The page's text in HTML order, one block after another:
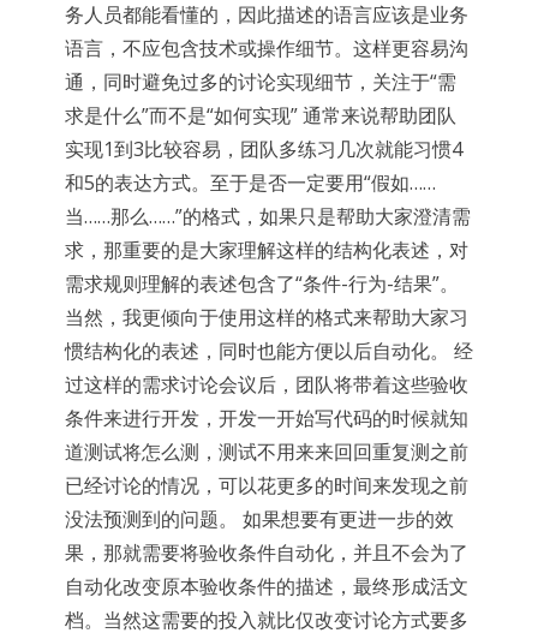
务人员都能看懂的，因此描述的语言应该是业务
语言，不应包含技术或操作细节。这样更容易沟
通，同时避免过多的讨论实现细节，关注于“需
求是什么”而不是“如何实现” 通常来说帮助团队
实现1到3比较容易，团队多练习几次就能习惯4
和5的表达方式。至于是否一定要用“假如……
当……那么……”的格式，如果只是帮助大家澄清需
求，那重要的是大家理解这样的结构化表述，对
需求规则理解的表述包含了“条件-行为-结果”。
当然，我更倾向于使用这样的格式来帮助大家习
惯结构化的表述，同时也能方便以后自动化。 经
过这样的需求讨论会议后，团队将带着这些验收
条件来进行开发，开发一开始写代码的时候就知
道测试将怎么测，测试不用来来回回重复测之前
已经讨论的情况，可以花更多的时间来发现之前
没法预测到的问题。 如果想要有更进一步的效
果，那就需要将验收条件自动化，并且不会为了
自动化改变原本验收条件的描述，最终形成活文
档。当然这需要的投入就比仅改变讨论方式要多